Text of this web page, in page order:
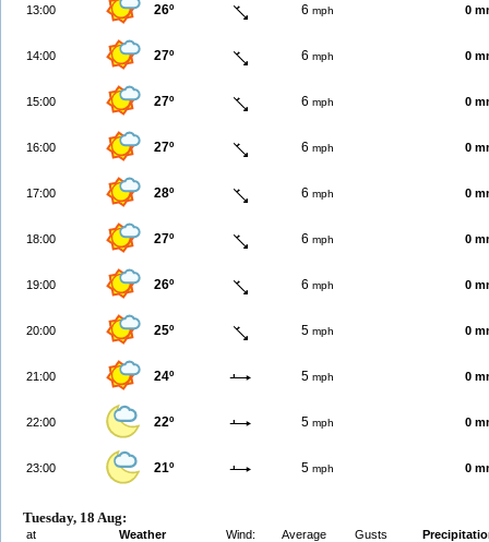
13:00 26º 6 mph 0
14:00 27º 6 mph 0
15:00 27º 6 mph 0
16:00 27º 6 mph 0
17:00 28º 6 mph 0
18:00 27º 6 mph 0
19:00 26º 6 mph 0
20:00 25º 5 mph 0
21:00 24º 5 mph 0
22:00 22º 5 mph 0
23:00 21º 5 mph 0
Tuesday, 18 Aug:
at Weather Wind: Average Gusts